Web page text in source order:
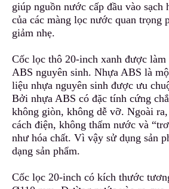
giúp nguồn nước cấp đầu vào sạch
của các màng lọc nước quan trọng
giảm nhẹ.
Cốc lọc thô 20-inch xanh được
ABS nguyên sinh. Nhựa ABS là
liệu nhựa nguyên sinh được ưu
Bởi nhựa ABS có đặc tính cứng
không giòn, không dễ vỡ. Ngoài
cách điện, không thấm nước và
như hóa chất. Vì vậy sử dụng sản
dạng sản phẩm.
Cốc lọc 20-inch có kích thước